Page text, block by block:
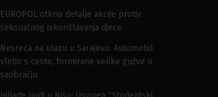
EUROPOL otkrio detalje akcije protiv
seksualnog iskorištavanja djece
Nesreća na ulazu u Sarajevo: Automobil
sletio s ceste, formirane velike gužve u
saobraćju